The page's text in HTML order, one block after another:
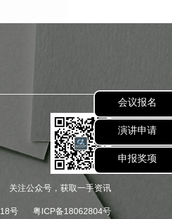
会议报名
演讲申请
申报奖项
关注公众号，获取一手资讯
号 粤ICP备18062804号